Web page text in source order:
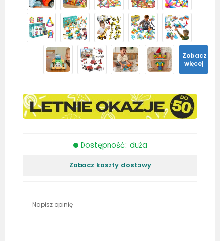
Zobacz
więcej
Dostępność: duża
Zobacz koszty dostawy
Napisz opinię